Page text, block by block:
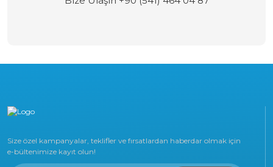
Size özel kampanyalar, teklifler ve fırsatlardan haberdar olmak için
e-bültenimize kayıt olun!